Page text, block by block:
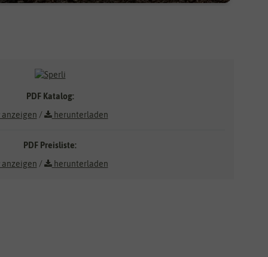
PDF Katalog:
anzeigen / herunterladen
PDF Preisliste:
anzeigen / herunterladen